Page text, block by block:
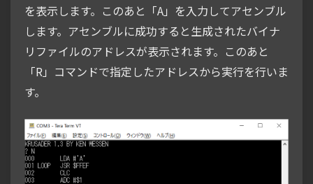
を表示します。このあと「A」を入力してアセンブル
します。アセンブルに成功すると生成されたバイナ
リファイルのアドレスが表示されます。このあと
「R」コマンドで指定したアドレスから実行を行いま
す。